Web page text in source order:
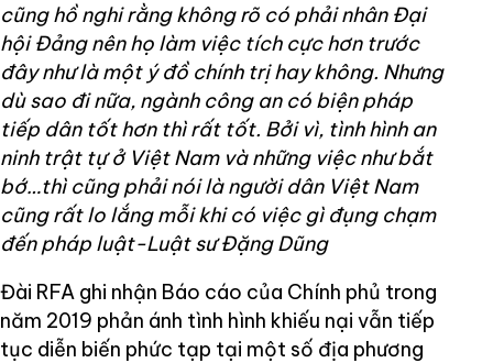
cũng hồ nghi rằng không rõ có phải nhân Đại
hội Đảng nên họ làm việc tích cực hơn trước
đây như là một ý đồ chính trị hay không. Nhưng
dù sao đi nữa, ngành công an có biện pháp
tiếp dân tốt hơn thì rất tốt. Bởi vì, tình hình an
ninh trật tự ở Việt Nam và những việc như bắt
bớ…thì cũng phải nói là người dân Việt Nam
cũng rất lo lắng mỗi khi có việc gì đụng chạm
đến pháp luật-Luật sư Đặng Dũng
Đài RFA ghi nhận Báo cáo của Chính phủ trong
năm 2019 phản ánh tình hình khiếu nại vẫn tiếp
tục diễn biến phức tạp tại một số địa phương